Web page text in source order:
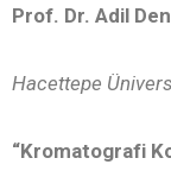
Prof. Dr. Adil
Hacettepe
“Kromatografi